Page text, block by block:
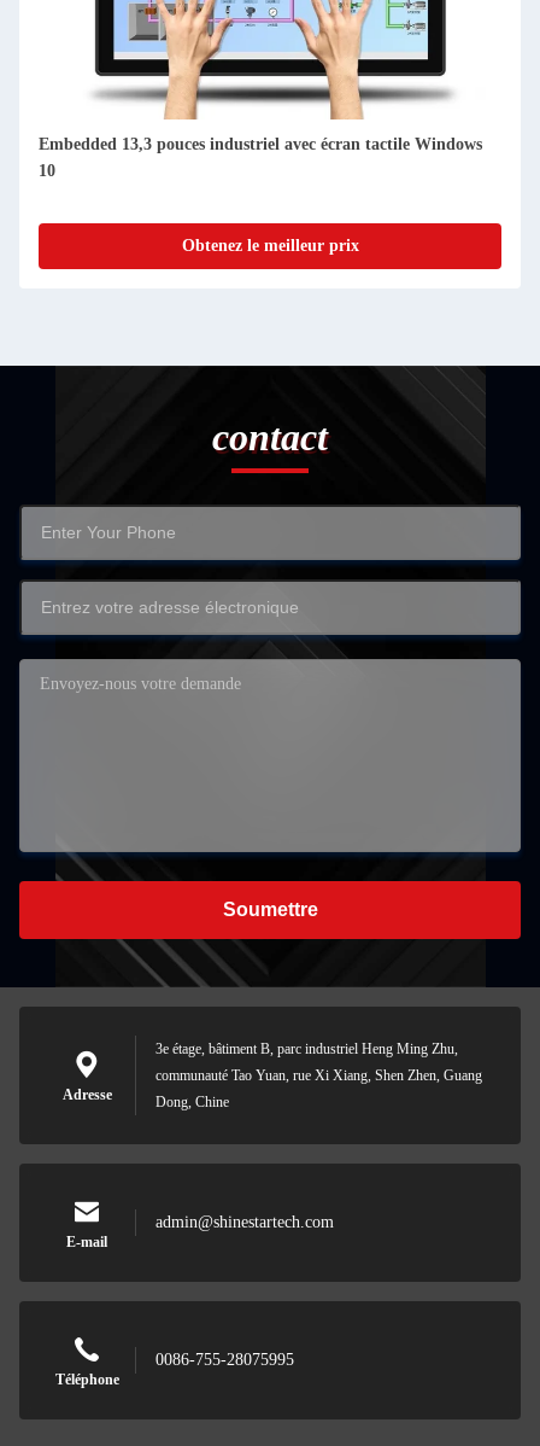
Embedded 13,3 pouces industriel avec écran tactile Windows
10
Obtenez le meilleur prix
contact
Soumettre
Adresse
3e étage, bâtiment B, parc industriel Heng Ming Zhu,
communauté Tao Yuan, rue Xi Xiang, Shen Zhen, Guang
Dong, Chine
E-mail
admin@shinestartech.com
Téléphone
0086-755-28075995